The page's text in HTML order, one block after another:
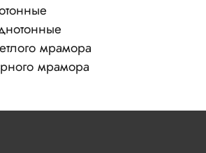
мрамора
мрамора